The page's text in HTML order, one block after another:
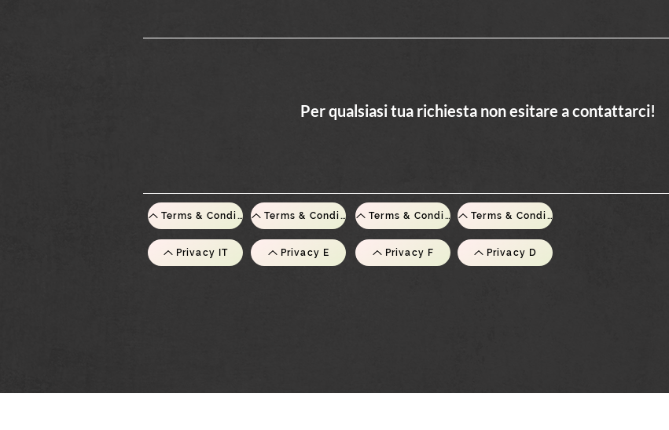
Per qualsiasi tua richiesta non esitare a contattarci!
Terms & Conditions IT Terms & Conditions E Terms & Conditionsn F Terms & Conditions D
Privacy IT Privacy E Privacy F Privacy D